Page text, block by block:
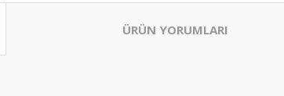
ÜRÜN YORUMLARI